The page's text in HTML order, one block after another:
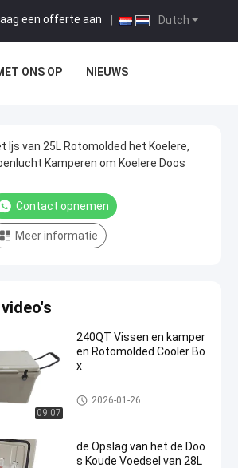
Dutch
een offerte aan
ONS OP NIEUWS
Ijs van 25L Rotomolded het Koelere,
Kamperen om Koelere Doos
Contact opnemen
Meer informatie
09:07
240QT Vissen en kamper
en Rotomolded Cooler Bo
x
Rotomolded Koelere Doos
2026-01-26
de Opslag van het de Doo
s Koude Voedsel van 28L